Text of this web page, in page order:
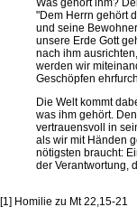
Was gehört ihm?
"Dem Herrn gehört
und seine
unsere Erde Gott
nach ihm
werden wir
Geschöpfen
Die Welt kommt
was ihm gehört.
vertrauensvoll in
als wir mit Händen
nötigsten braucht:
der Verantwortung,
[1] Homilie zu Mt 22,15-21